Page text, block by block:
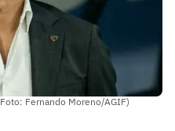
Fernando Moreno/AGIF)